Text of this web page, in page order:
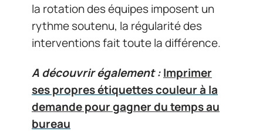
la rotation des équipes imposent un
rythme soutenu, la régularité des
interventions fait toute la différence.
A découvrir également :Imprimer
ses propres étiquettes couleur à la
demande pour gagner du temps au
bureau